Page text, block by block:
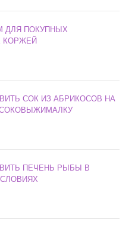
ДЛЯ ПОКУПНЫХ
КОРЖЕЙ
СОК ИЗ АБРИКОСОВ НА
ПЕЧЕНЬ РЫБЫ В